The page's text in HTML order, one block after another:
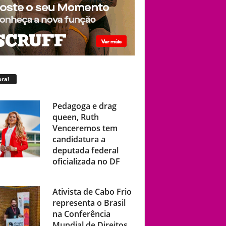
Pedagoga e drag
queen, Ruth
Venceremos tem
candidatura a
deputada federal
oficializada no DF
Ativista de Cabo Frio
representa o Brasil
na Conferência
Mundial de Direitos